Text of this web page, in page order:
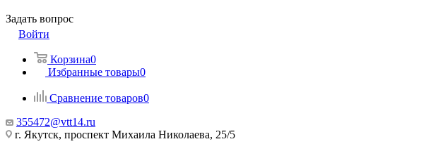
Задать вопрос
Войти
Корзина0
Избранные товары0
Сравнение товаров0
355472@vtt14.ru
г. Якутск, проспект Михаила Николаева, 25/5